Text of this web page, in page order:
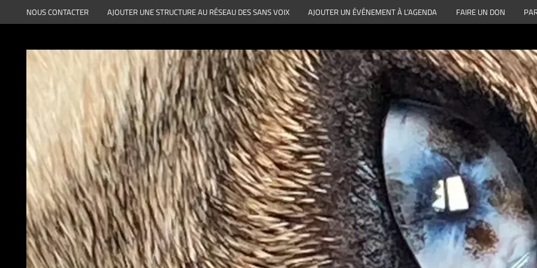
au
NOUS CONTACTER AJOUTER UNE STRUCTURE AU RÉSEAU DES SANS VOIX AJOUTER UN ÉVÉNEMENT À L’AGENDA FAIRE UN DON